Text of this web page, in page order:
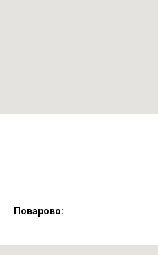
Поварово: